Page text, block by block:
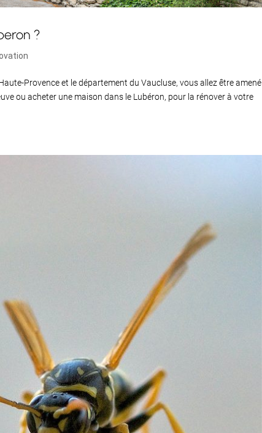
?
Provence et le département du Vaucluse, vous allez être amené
ou acheter une maison dans le Lubéron, pour la rénover à votre